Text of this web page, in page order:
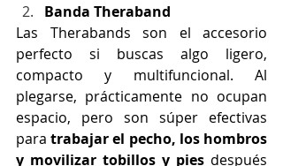
Banda Theraband
Las Therabands son el accesorio
perfecto si buscas algo ligero,
compacto y multifuncional. Al
plegarse, prácticamente no ocupan
espacio, pero son súper efectivas
para trabajar el pecho, los hombros
y movilizar tobillos y pies después